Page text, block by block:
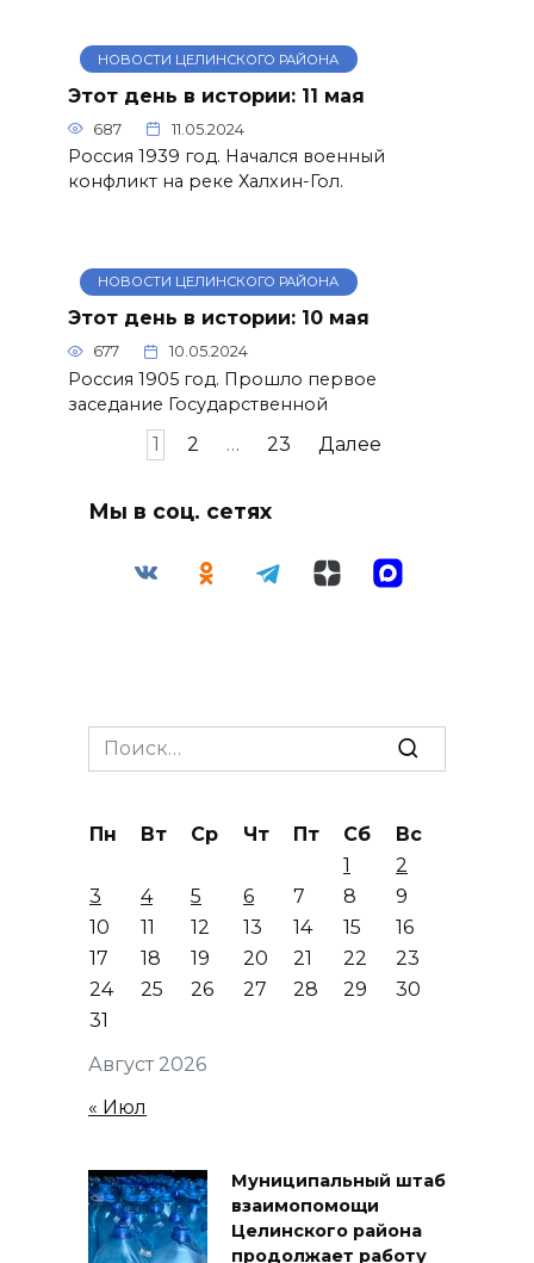
НОВОСТИ ЦЕЛИНСКОГО РАЙОНА
Этот день в истории: 11 мая
687 11.05.2024
Россия 1939 год. Начался военный
конфликт на реке Халхин-Гол.
НОВОСТИ ЦЕЛИНСКОГО РАЙОНА
Этот день в истории: 10 мая
677 10.05.2024
Россия 1905 год. Прошло первое
заседание Государственной
1 2 … 23 Далее
Мы в соц. сетях
Search
for:
Август 2026
Пн Вт Ср Чт Пт Сб
Вс
1
2
3
4 5 6 7 8
9
10
11 12 13 14 15
16
17
18 19 20 21 22
23
24
25 26 27 28 29
30
31
« Июл
Муниципальный штаб
взаимопомощи
Целинского района
продолжает работу